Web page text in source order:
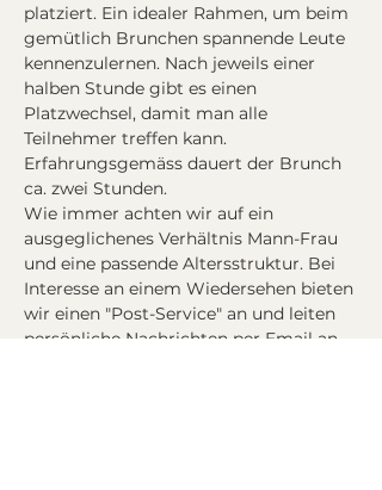
platziert. Ein idealer Rahmen, um beim
gemütlich Brunchen spannende Leute
kennenzulernen. Nach jeweils einer
halben Stunde gibt es einen
Platzwechsel, damit man alle
Teilnehmer treffen kann.
Erfahrungsgemäss dauert der Brunch
ca. zwei Stunden.
Wie immer achten wir auf ein
ausgeglichenes Verhältnis Mann-Frau
und eine passende Altersstruktur. Bei
Interesse an einem Wiedersehen bieten
wir einen "Post-Service" an und leiten
persönliche Nachrichten per Email an